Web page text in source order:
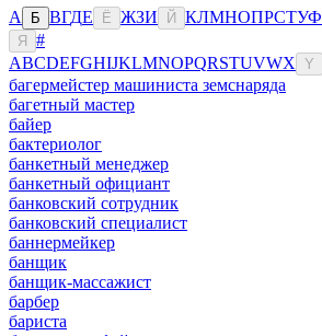
А Б ВГДЕ Ё ЖЗИ Й КЛМНОПРСТУФ
Я
#
ABCDEFGHIJKLMNOPQRSTUVWX Y
багермейстер машиниста земснаряда
багетный мастер
байер
бактериолог
банкетный менеджер
банкетный официант
банковский сотрудник
банковский специалист
баннермейкер
банщик
банщик-массажист
барбер
бариста